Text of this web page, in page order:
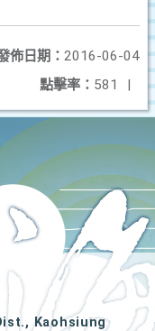
佈日期： 2016-06-04
點擊率： 581 |
Kaohsiung